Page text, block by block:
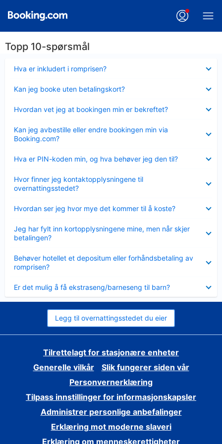
Topp 10-spørsmål
Hva er inkludert i romprisen?
mindre
Kan jeg booke uten betalingskort?
mindre
Hvordan vet jeg at bookingen min er bekreftet?
mindre
Kan jeg avbestille eller endre bookingen min via
Booking.com?
mindre
Hva er PIN-koden min, og hva behøver jeg den til?
mindre
Hvor finner jeg kontaktopplysningene til
overnattingsstedet?
mindre
Hvordan ser jeg hvor mye det kommer til å koste?
mindre
Jeg har fylt inn kortopplysningene mine, men når skjer
betalingen?
mindre
Behøver hotellet et depositum eller forhåndsbetaling av
romprisen?
mindre
Er det mulig å få ekstraseng/barneseng til barn?
mindre
Legg til overnattingsstedet du eier
Tilrettelagt for stasjonære enheter
Generelle vilkår
Slik fungerer siden vår
Personvernerklæring
Tilpass innstillinger for informasjonskapsler
Administrer personlige anbefalinger
Erklæring mot moderne slaveri
Erklæring om menneskerettigheter